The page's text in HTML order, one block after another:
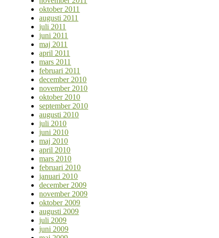
oktober 2011
augusti 2011
juli 2011
juni 2011
maj 2011
april 2011
mars 2011
februari 2011
december 2010
november 2010
oktober 2010
september 2010
augusti 2010
juli 2010
juni 2010
maj 2010
april 2010
mars 2010
februari 2010
januari 2010
december 2009
november 2009
oktober 2009
augusti 2009
juli 2009
juni 2009